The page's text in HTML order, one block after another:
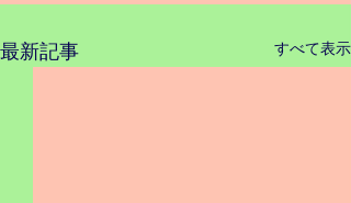
最新記事 すべて表示